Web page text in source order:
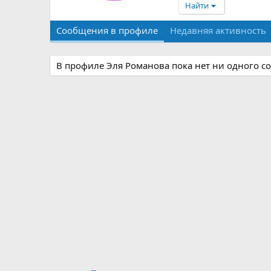
Найти
Сообщения в профиле Недавняя активность
В профиле Эля Романова пока нет ни одного